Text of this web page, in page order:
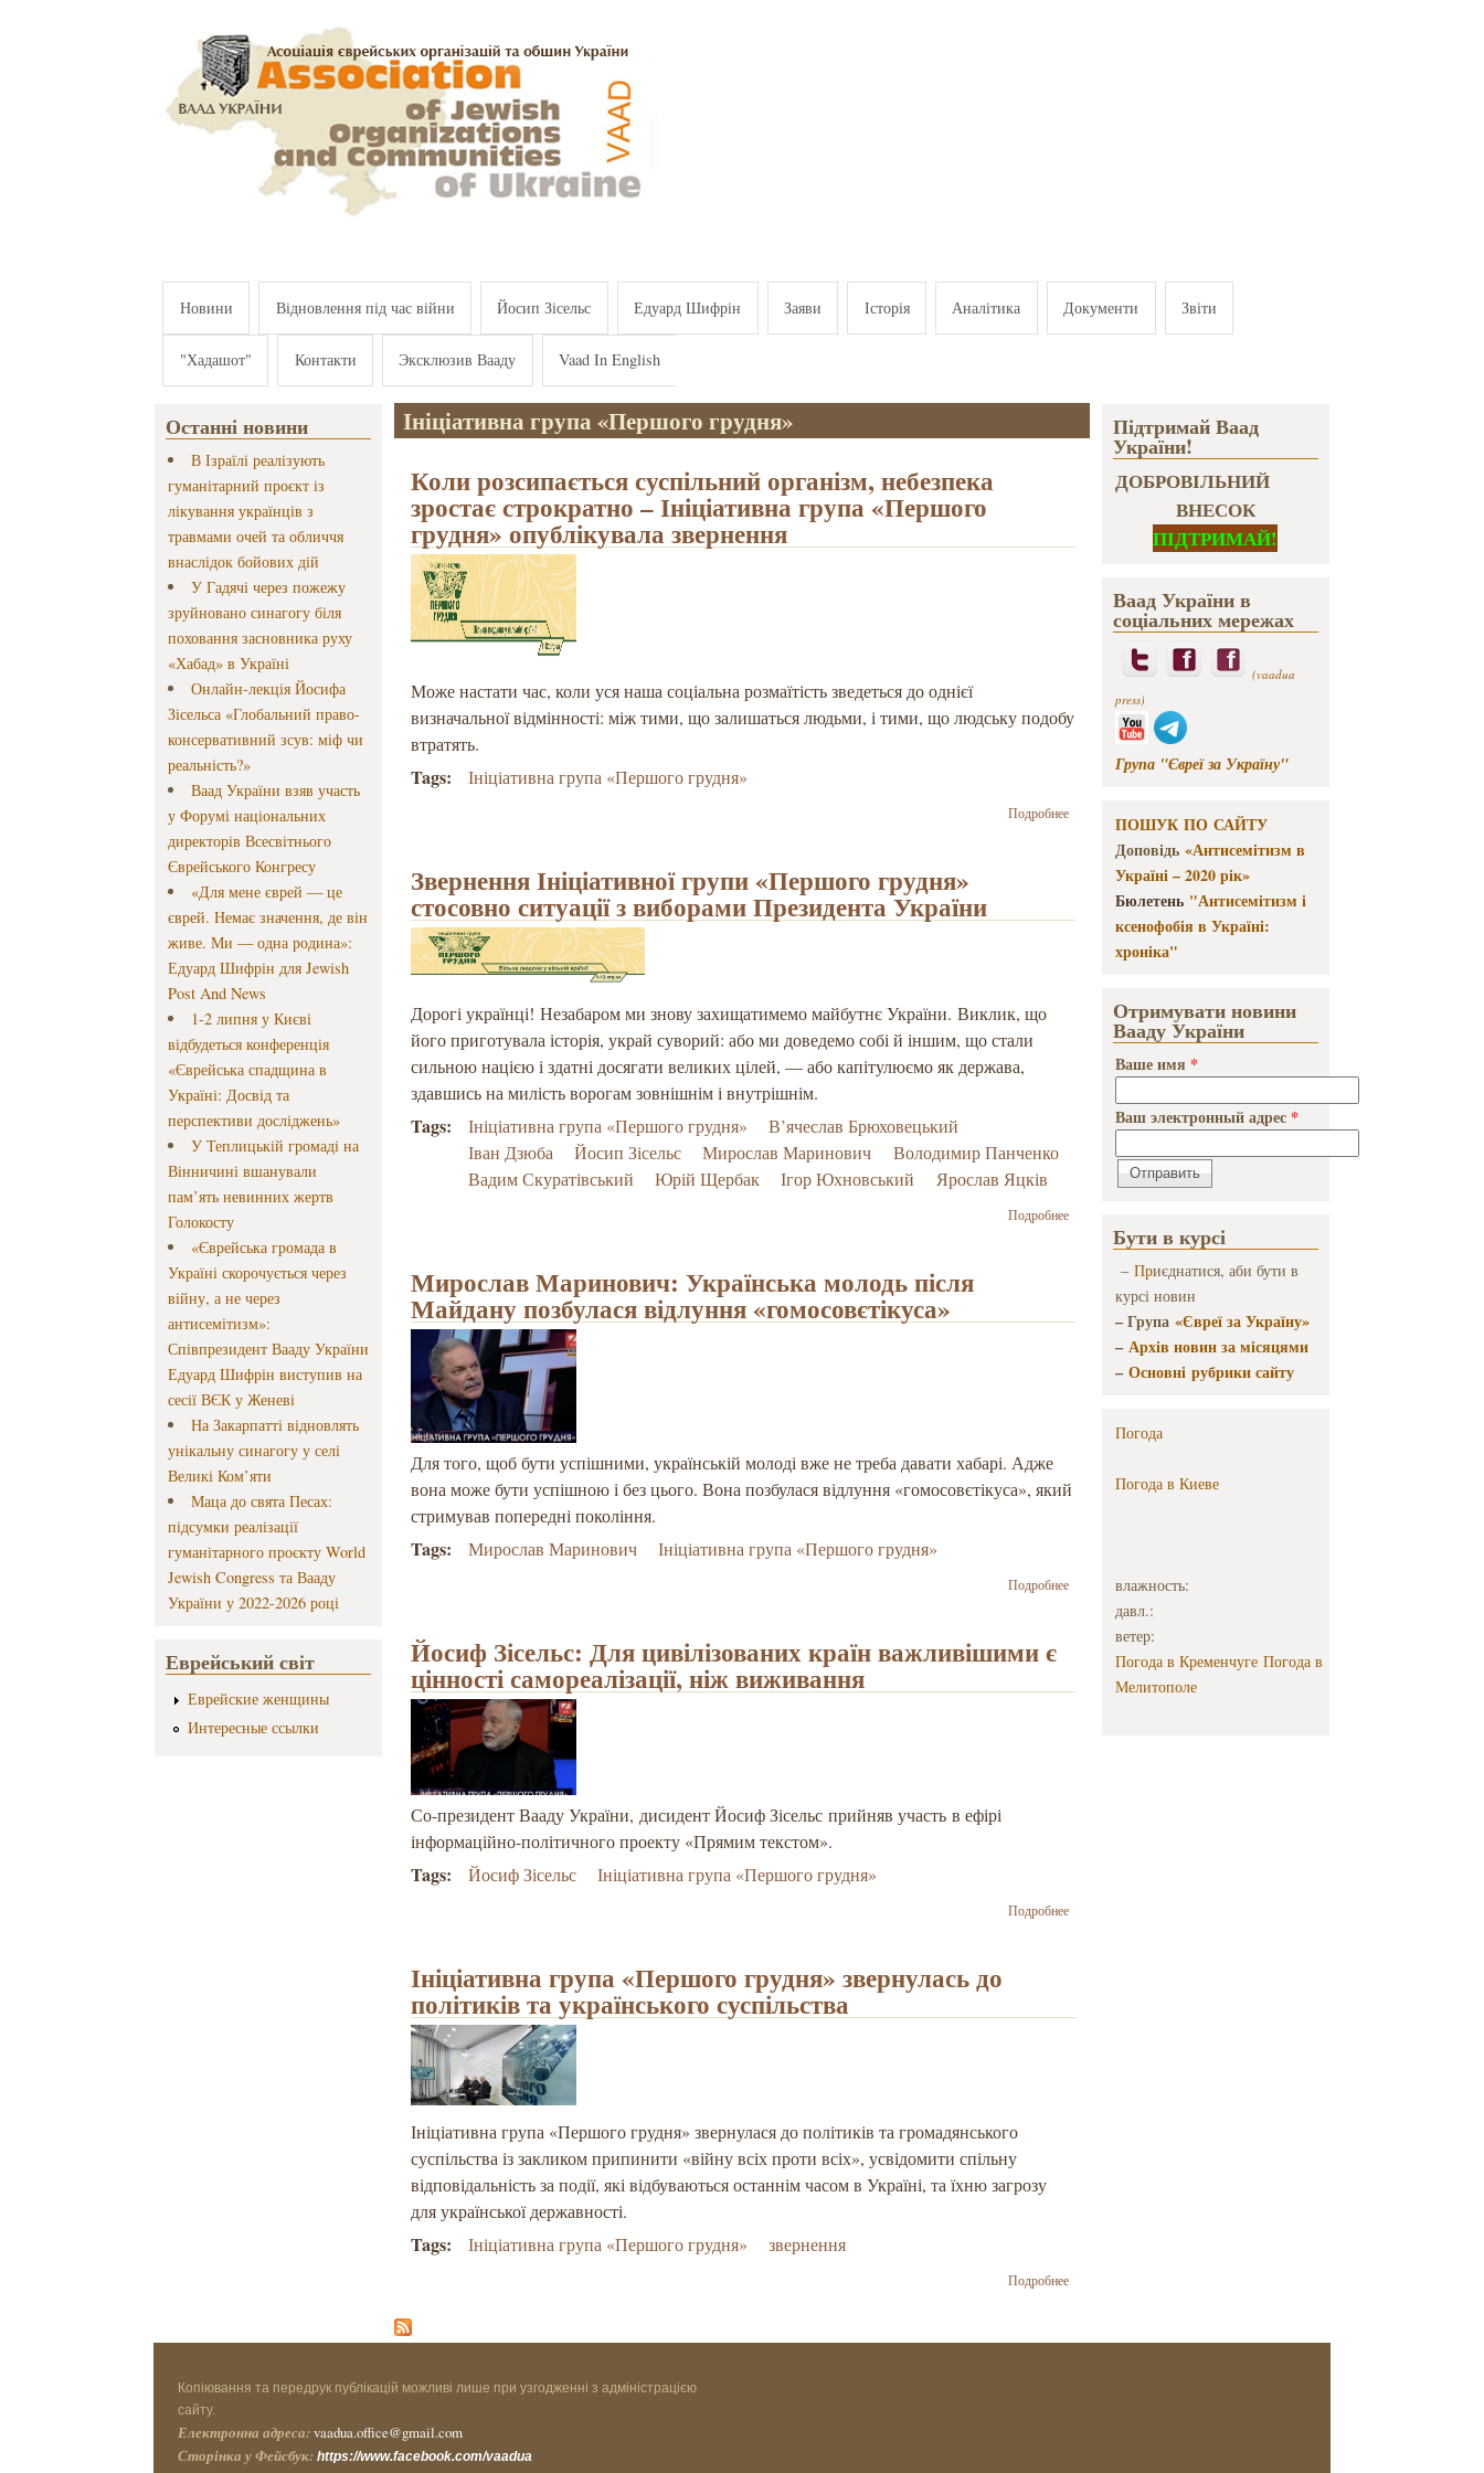
Новини Відновлення під час війни Йосип Зісельс Едуард Шифрін Заяви Історія Аналітика Документи Звіти
"Хадашот" Контакти Эксклюзив Вааду Vaad In English
Останні новини
В Ізраїлі реалізують
гуманітарний проєкт із
лікування українців з
травмами очей та обличчя
внаслідок бойових дій
У Гадячі через пожежу
зруйновано синагогу біля
поховання засновника руху
«Хабад» в Україні
Онлайн-лекція Йосифа
Зісельса «Глобальний право-
консервативний зсув: міф чи
реальність?»
Ваад України взяв участь
у Форумі національних
директорів Всесвітнього
Єврейського Конгресу
«Для мене єврей — це
єврей. Немає значення, де він
живе. Ми — одна родина»:
Едуард Шифрін для Jewish
Post And News
1-2 липня у Києві
відбудеться конференція
«Єврейська спадщина в
Україні: Досвід та
перспективи досліджень»
У Теплицькій громаді на
Вінничині вшанували
пам’ять невинних жертв
Голокосту
«Єврейська громада в
Україні скорочується через
війну, а не через
антисемітизм»:
Співпрезидент Вааду України
Едуард Шифрін виступив на
сесії ВЄК у Женеві
На Закарпатті відновлять
унікальну синагогу у селі
Великі Ком’яти
Маца до свята Песах:
підсумки реалізації
гуманітарного проєкту World
Jewish Congress та Вааду
України у 2022-2026 році
Еврейський світ
Еврейские женщины
Интересные ссылки
Ініціативна група «Першого грудня»
Коли розсипається суспільний організм, небезпека
зростає стрократно – Ініціативна група «Першого
грудня» опублікувала звернення
Може настати час, коли уся наша соціальна розмаїтість зведеться до однієї
визначальної відмінності: між тими, що залишаться людьми, і тими, що людську подобу
втратять.
Tags: Ініціативна група «Першого грудня»
Подробнеео Коли
розсипається
суспільний
організм,
стрократно –
Ініціативна
опублікувала
звернення
Звернення Ініціативної групи «Першого грудня»
стосовно ситуації з виборами Президента України
Дорогі українці! Незабаром ми знову захищатимемо майбутнє України. Виклик, що
його приготувала історія, украй суворий: або ми доведемо собі й іншим, що стали
сильною нацією і здатні досягати великих цілей, — або капітулюємо як держава,
здавшись на милість ворогам зовнішнім і внутрішнім.
Tags: Ініціативна група «Першого грудня»
В’ячеслав Брюховецький
Іван Дзюба
Йосип Зісельс Мирослав Маринович
Володимир Панченко
Вадим Скуратівський
Юрій Щербак Ігор Юхновський Ярослав Яцків
Подробнеео
Звернення
Ініціативної
«Першого
стосовно
ситуації з
виборами
Мирослав Маринович: Українська молодь після
Майдану позбулася відлуння «гомосовєтікуса»
Для того, щоб бути успішними, українській молоді вже не треба давати хабарі. Адже
вона може бути успішною і без цього. Вона позбулася відлуння «гомосовєтікуса», який
стримував попередні покоління.
Tags: Мирослав Маринович Ініціативна група «Першого грудня»
Подробнеео Мирослав
Українська
молодь після
Майдану
позбулася
Йосиф Зісельс: Для цивілізованих країн важливішими є
цінності самореалізації, ніж виживання
Со-президент Вааду України, дисидент Йосиф Зісельс прийняв участь в ефірі
інформаційно-політичного проекту «Прямим текстом».
Tags: Йосиф Зісельс Ініціативна група «Першого грудня»
Подробнеео Йосиф
Ініціативна група «Першого грудня» звернулась до
політиків та українського суспільства
Ініціативна група «Першого грудня» звернулася до політиків та громадянського
суспільства із закликом припинити «війну всіх проти всіх», усвідомити спільну
відповідальність за події, які відбуваються останнім часом в Україні, та їхню загрозу
для української державності.
Tags: Ініціативна група «Першого грудня» звернення
Подробнеео Ініціативна
Підтримай Ваад
України!
ДОБРОВІЛЬНИЙ
ВНЕСОК
ПІДТРИМАЙ!
Ваад України в
соціальних мережах
(vaadua
press)
Група "Євреї за Україну"
ПОШУК ПО САЙТУ
Доповідь «Антисемітизм в
Україні – 2020 рік»
Бюлетень "Антисемітизм і
ксенофобія в Україні:
хроніка"
Отримувати новини
Вааду України
Ваше имя *
Ваш электронный адрес *
Бути в курсі
– Приєднатися, аби бути в
курсі новин
– Група «Євреї за Україну»
–Архів новин за місяцями
–Основні рубрики сайту
Погода
Погода в Киеве
влажность:
давл.:
ветер:
Погода в Кременчуге Погода в
Мелитополе
Копіювання та передрук публікацій можливі лише при узгодженні з адміністрацією
сайту.
Електронна адреса: vaadua.office@gmail.com
Сторінка у Фейсбук: https://www.facebook.com/vaadua